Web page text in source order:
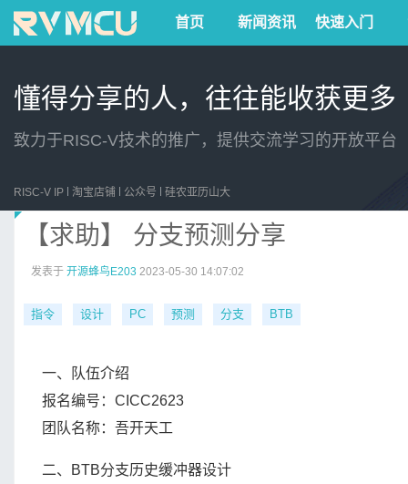
首页 新闻资讯 快速入门
懂得分享的人，往往能收获更多
致力于RISC-V技术的推广，提供交流学习的开放平台
RISC-V IP 淘宝店铺 公众号 硅农亚历山大
【求助】 分支预测分享
发表于 开源蜂鸟E203 2023-05-30 14:07:02
指令 设计 PC 预测 分支 BTB
一、队伍介绍
报名编号：CICC2623
团队名称：吾开天工
二、BTB分支历史缓冲器设计